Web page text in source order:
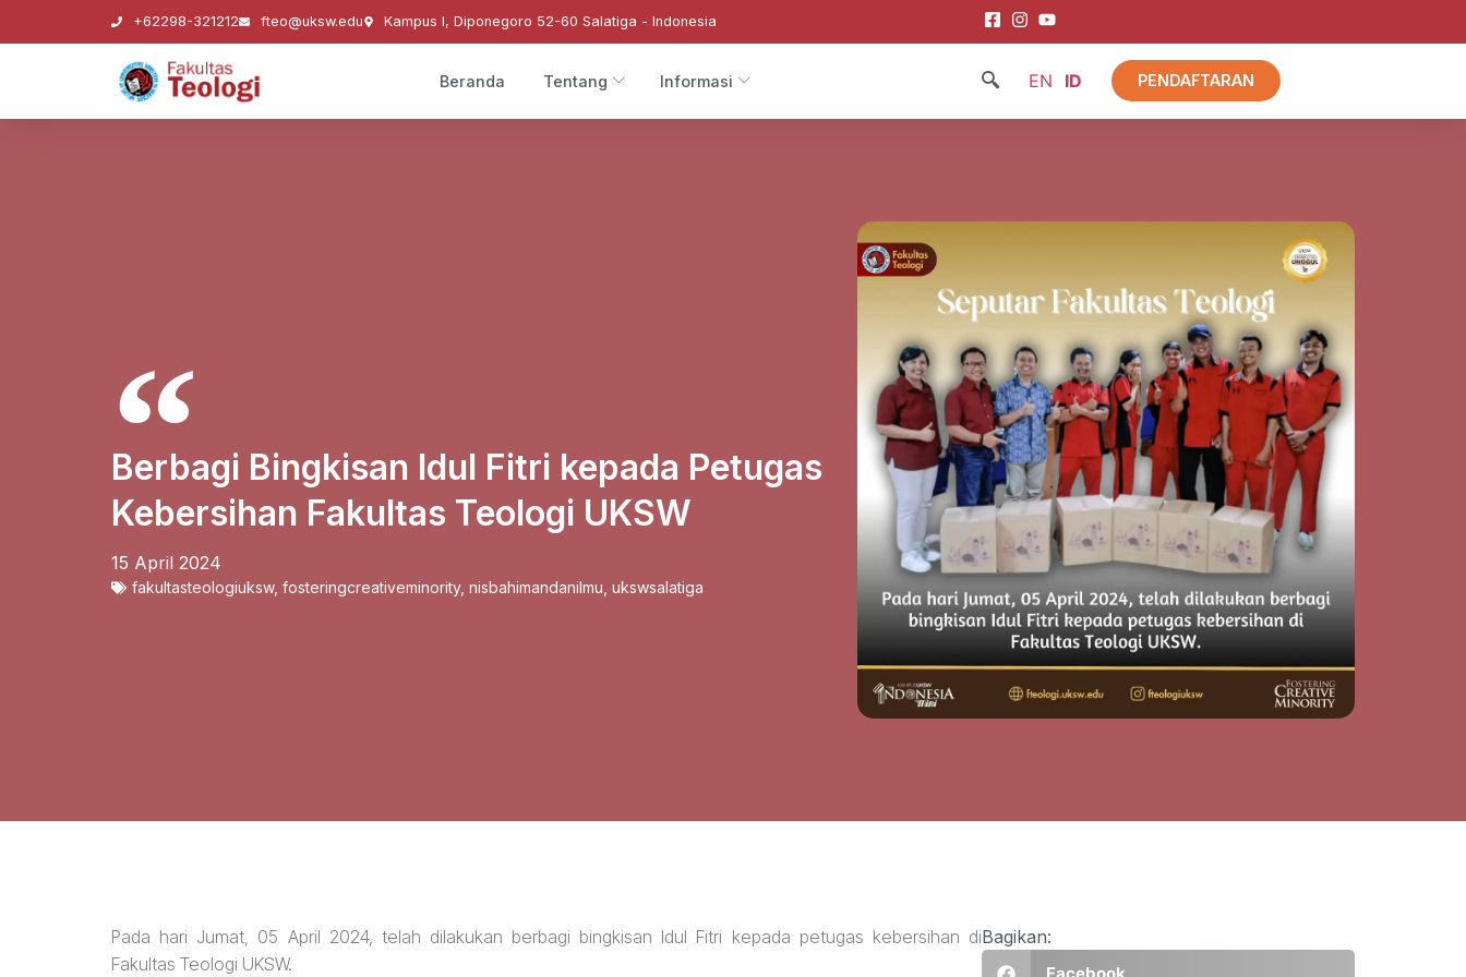
+62298-321212 fteo@uksw.edu Kampus I, Diponegoro 52-60 Salatiga - Indonesia
Beranda Tentang Informasi EN ID PENDAFTARAN
Berbagi Bingkisan Idul Fitri kepada Petugas
Kebersihan Fakultas Teologi UKSW
15 April 2024
fakultasteologiuksw, fosteringcreativeminority, nisbahimandanilmu ukswsalatiga
Pada hari Jumat, 05 April 2024, telah dilakukan berbagi bingkisan Idul Fitri kepada petugas kebersihan di
Fakultas Teologi UKSW.
Bagikan: